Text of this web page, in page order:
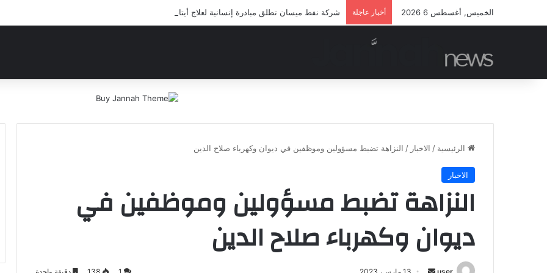
الخميس, أغسطس 6 2026 أخبار عاجلة شركة نفط ميسان تطلق مبادرة إنسانية لعلاج أيتام مدرسة كافل اليتيم
الرئيسية / الاخبار / النزاهة تضبط مسؤولين وموظفين في ديوان وكهرباء صلاح الدين
الاخبار
النزاهة تضبط مسؤولين وموظفين في
ديوان وكهرباء صلاح الدين
أرسل